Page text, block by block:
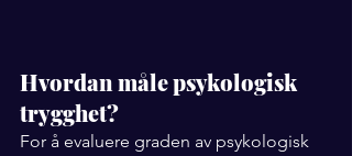
Hvordan måle psykologisk
trygghet?
For å evaluere graden av psykologisk